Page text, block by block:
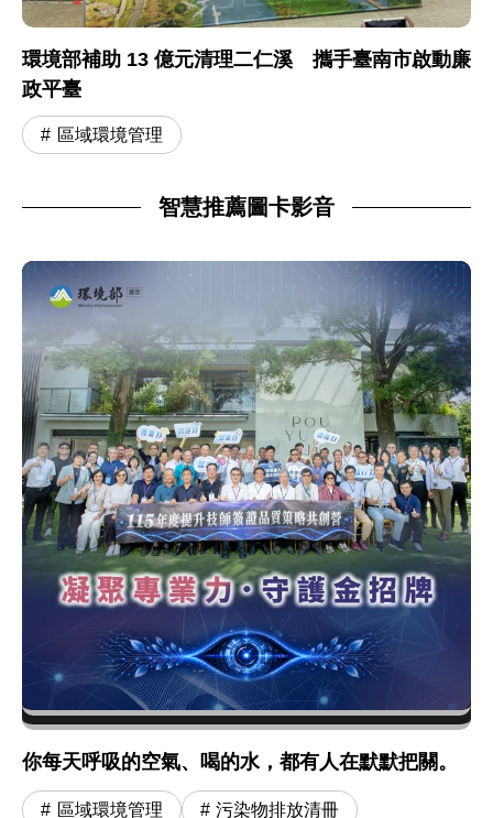
環境部補助 13 億元清理二仁溪 攜手臺南市啟動廉
政平臺
區域環境管理
智慧推薦圖卡影音
你每天呼吸的空氣、喝的水，都有人在默默把關。
區域環境管理 污染物排放清冊